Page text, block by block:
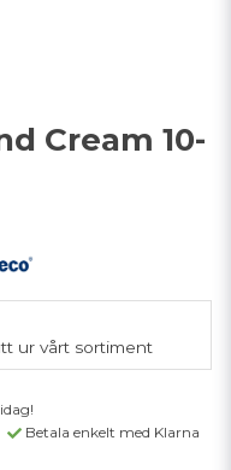
Cream 10-
ur vårt sortiment
Betala enkelt med Klarna